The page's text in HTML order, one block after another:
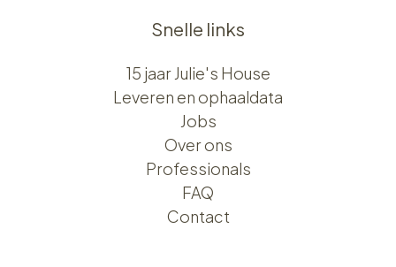
Snelle links
15 jaar Julie's House
Leveren en ophaaldata
Jobs
Over ons​​
Professionals
FAQ
Contact